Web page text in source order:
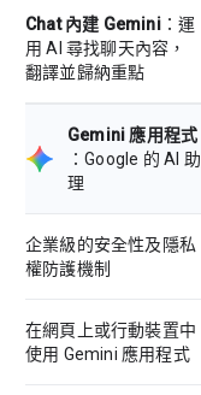
Chat 內建 Gemini：運
用 AI 尋找聊天內容，
翻譯並歸納重點
Gemini 應用程式
：Google 的 AI 助
理
企業級的安全性及隱私
權防護機制
在網頁上或行動裝置中
使用 Gemini 應用程式